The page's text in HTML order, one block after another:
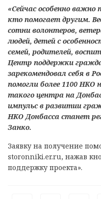
«Сейчас особенно
кто помогает другим.
сотни волонтеров,
людей, детей с
семей, родителей,
Центр поддержки
зарекомендовал себя в
помогли более 1100
такого центра на
импульс в развитии
НКО Донбасса станет
Занко.
Заявку на получение
storonniki.er.ru, нажав
поддержку проекта».